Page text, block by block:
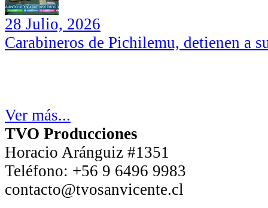
28 Julio, 2026
Carabineros de Pichilemu, detienen a
Ver más...
TVO Producciones
Horacio Aránguiz #1351
Teléfono: +56 9 6496 9983
contacto@tvosanvicente.cl